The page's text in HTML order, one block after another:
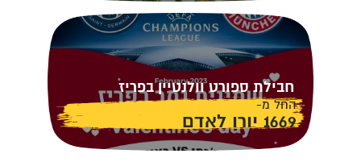
חבילת ספורט וולנטיין בפריז
החל מ-
1669 יורו לאדם